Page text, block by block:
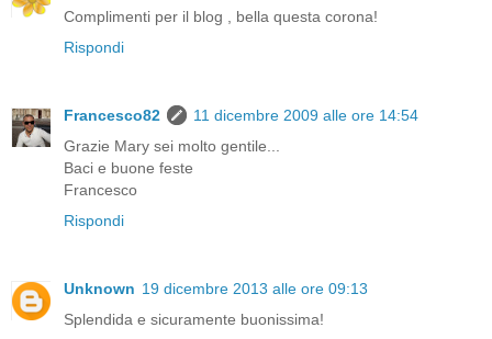
Complimenti per il blog , bella questa corona!
Rispondi
Francesco82
11 dicembre 2009 alle ore 14:54
Grazie Mary sei molto gentile...
Baci e buone feste
Francesco
Rispondi
Unknown 19 dicembre 2013 alle ore 09:13
Splendida e sicuramente buonissima!